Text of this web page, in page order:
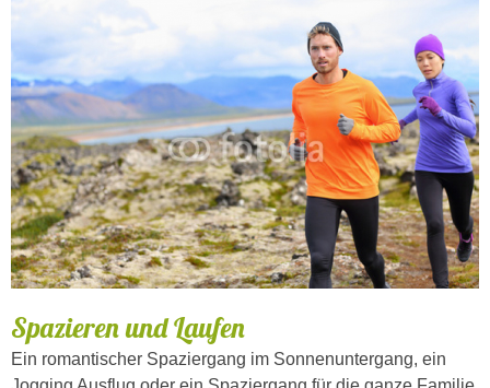
Spazieren und Laufen
Ein romantischer Spaziergang im Sonnenuntergang, ein